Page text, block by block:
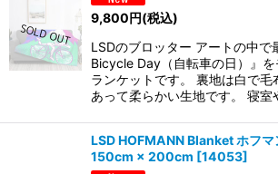
9,800円(税込)
LSDのブロッター アートの中で
Bicycle Day（自転車の日）』
ランケットです。 裏地は白で毛
あって柔らかい生地です。 寝
LSD HOFMANN Blanket ホフマ
150cm × 200cm [14053]